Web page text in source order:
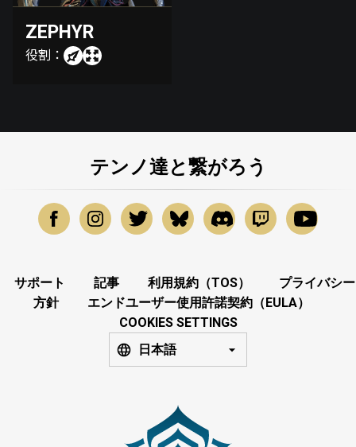
ZEPHYR
役割：
テンノ達と繋がろう
サポート 記事 利用規約（TOS）
プライバシー
方針
エンドユーザー使用許諾契約（EULA）
COOKIES SETTINGS
日本語